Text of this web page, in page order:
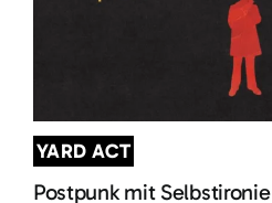
YARD ACT
Postpunk mit Selbstironie